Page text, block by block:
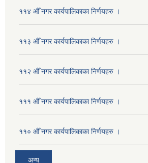
११४ औँ नगर कार्यपालिकाका निर्णयहरु ।
११३ औँ नगर कार्यपालिकाका निर्णयहरु ।
११२ औँ नगर कार्यपालिकाका निर्णयहरु ।
१११ औँ नगर कार्यपालिकाका निर्णयहरु ।
११० औँ नगर कार्यपालिकाका निर्णयहरु ।
अन्य